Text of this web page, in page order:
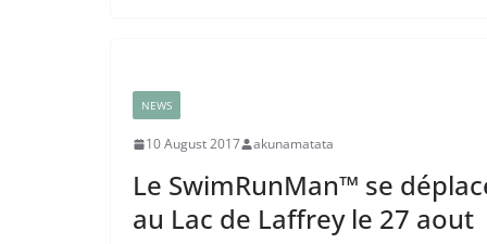
NEWS
10 August 2017 akunamatata
Le SwimRunMan™ se
au Lac de Laffrey le 27 aout